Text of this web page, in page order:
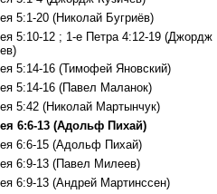
5:1-20 (Николай Бугриёв)
5:10-12 ; 1-е Петра 4:12-19 (Джордж
5:14-16 (Тимофей Яновский)
5:14-16 (Павел Маланок)
5:42 (Николай Мартынчук)
6:6-13 (Адольф Пихай)
6:6-15 (Адольф Пихай)
6:9-13 (Павел Милеев)
6:9-13 (Андрей Мартинссен)